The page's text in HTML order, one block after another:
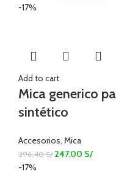
-17%
Add to cart
Mica generico
sintético
Accesorios Mica
296.40S/ 247.00 S/
-17%